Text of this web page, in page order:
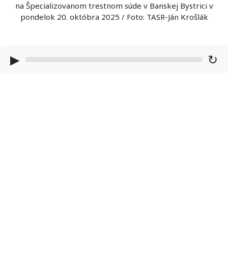
na Špecializovanom trestnom súde v Banskej Bystrici v
pondelok 20. októbra 2025 / Foto: TASR-Ján Krošlák
▶ ↻